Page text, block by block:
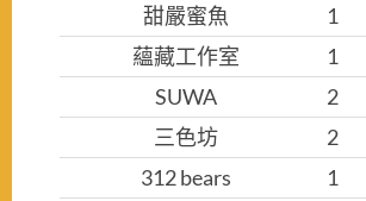
甜嚴蜜魚
1
蘊藏工作室
1
SUWA
2
三色坊
2
312 bears
1